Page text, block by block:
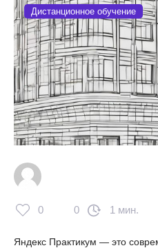
Дистанционное обучение
0 0 1 мин.
Яндекс Практикум — это